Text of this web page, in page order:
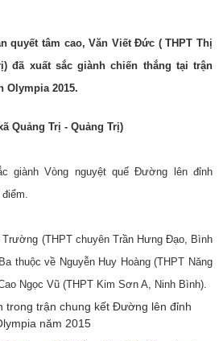
quyết tâm cao,Văn Viết Đức ( THPT Thị
đã xuất sắc giành chiến thắng tại trận
Olympia 2015.
Quảng Trị - Quảng Trị)
giành Vòng nguyệt quế Đường lên đỉnh
Trường (THPT chuyên Trần Hưng Đạo, Bình
thuộc về Nguyễn Huy Hoàng (THPT Năng
Ngọc Vũ (THPT Kim Sơn A, Ninh Bình).